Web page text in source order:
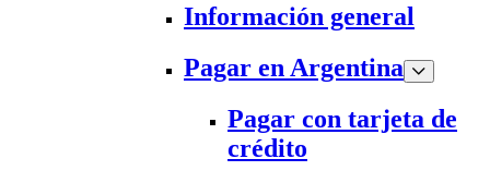
Información general
Pagar en Argentina
Pagar con tarjeta de
crédito